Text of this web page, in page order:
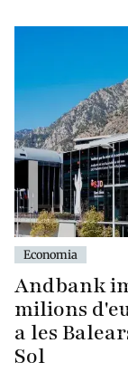
Economia
Andbank
milions
a les
Sol